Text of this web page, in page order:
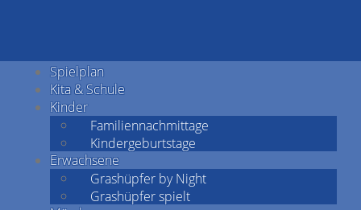
Spielplan
Kita & Schule
Kinder
Familiennachmittage
Kindergeburtstage
Erwachsene
Grashüpfer by Night
Grashüpfer spielt